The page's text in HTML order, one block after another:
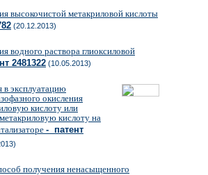
высокочистой метакриловой кислоты
(20.12.2013)
водного раствора глиоксиловой
2481322 (10.05.2013)
в эксплуатацию
окисления
кислоту или
кислоту на
- патент
получения ненасыщенного